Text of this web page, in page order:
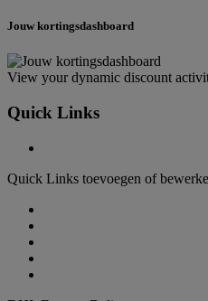
Jouw kortingsdashboard
View your dynamic discount
Quick Links
Quick Links toevoegen of